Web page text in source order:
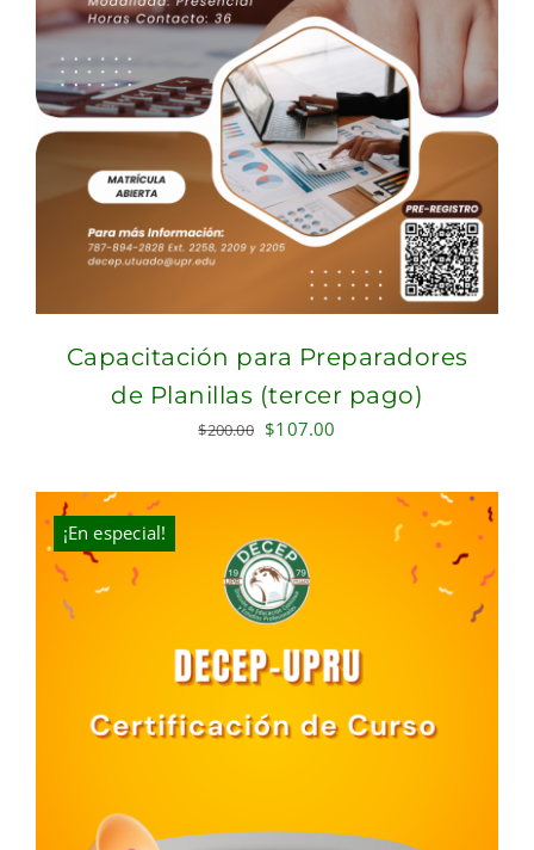
Capacitación para Preparadores
de Planillas (tercer pago)
$200.00 Original
was:
$107.00
is:
¡En especial!